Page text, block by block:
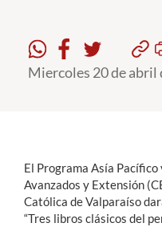
Pregrado
Postgrado
Académicos
Funcionarios
Miercoles 20 de abril
El Programa Asía
Avanzados y Extensión
Católica de Valparaíso
“Tres libros clásicos del